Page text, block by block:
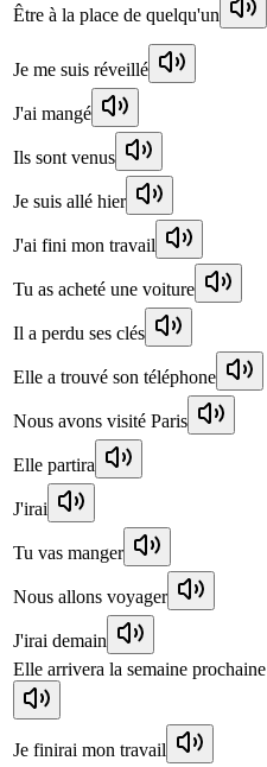
Être à la place de quelqu'un
Je me suis réveillé
J'ai mangé
Ils sont venus
Je suis allé hier
J'ai fini mon travail
Tu as acheté une voiture
Il a perdu ses clés
Elle a trouvé son téléphone
Nous avons visité Paris
Elle partira
J'irai
Tu vas manger
Nous allons voyager
J'irai demain
Elle arrivera la semaine prochaine
Je finirai mon travail